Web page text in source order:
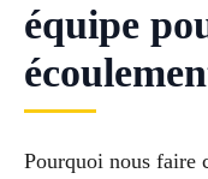
équipe
Pourquoi nous faire